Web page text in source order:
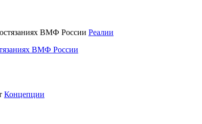
Реалии
ВМФ России
Концепции